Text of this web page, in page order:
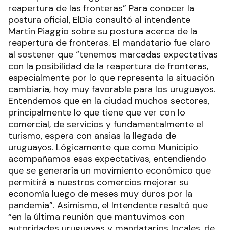
reapertura de las fronteras” Para conocer la
postura oficial, ElDia consultó al intendente
Martín Piaggio sobre su postura acerca de la
reapertura de fronteras. El mandatario fue claro
al sostener que “tenemos marcadas expectativas
con la posibilidad de la reapertura de fronteras,
especialmente por lo que representa la situación
cambiaria, hoy muy favorable para los uruguayos.
Entendemos que en la ciudad muchos sectores,
principalmente lo que tiene que ver con lo
comercial, de servicios y fundamentalmente el
turismo, espera con ansias la llegada de
uruguayos. Lógicamente que como Municipio
acompañamos esas expectativas, entendiendo
que se generaría un movimiento económico que
permitirá a nuestros comercios mejorar su
economía luego de meses muy duros por la
pandemia”. Asimismo, el Intendente resaltó que
“en la última reunión que mantuvimos con